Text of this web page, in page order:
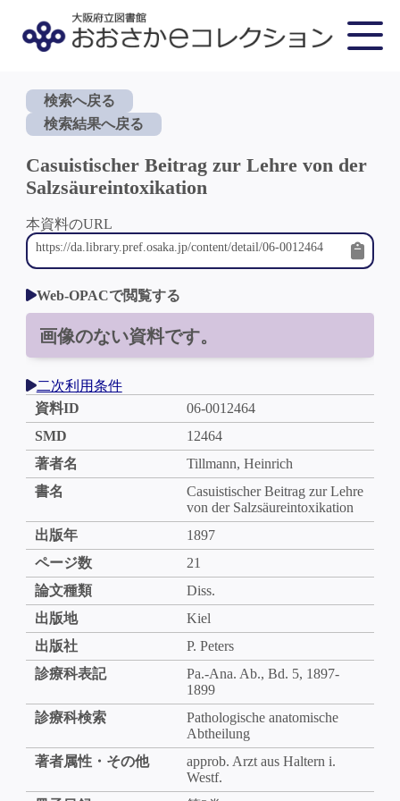
検索へ戻る
検索結果へ戻る
Casuistischer Beitrag zur Lehre von der
Salzsäureintoxikation
本資料のURL
Web-OPACで閲覧する
画像のない資料です。
二次利用条件
資料ID
06-0012464
SMD
12464
著者名
Tillmann, Heinrich
書名
Casuistischer Beitrag zur Lehre
von der Salzsäureintoxikation
出版年
1897
ページ数
21
論文種類
Diss.
出版地
Kiel
出版社
P. Peters
診療科表記
Pa.-Ana. Ab., Bd. 5, 1897-
1899
診療科検索
Pathologische anatomische
Abtheilung
著者属性・その他
approb. Arzt aus Haltern i.
Westf.